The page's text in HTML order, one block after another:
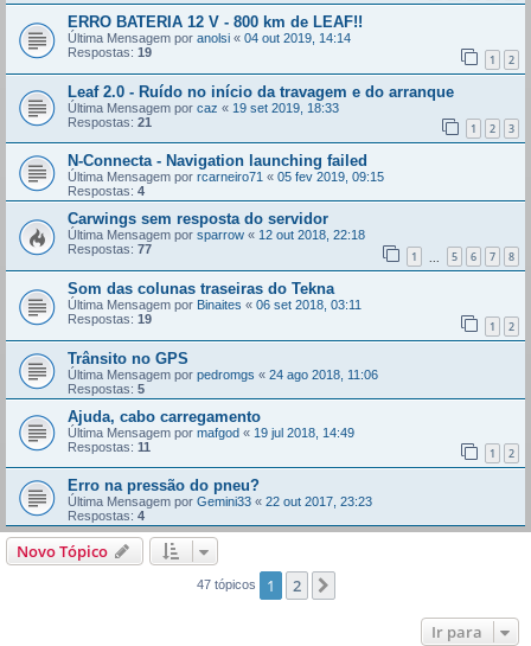
ERRO BATERIA 12 V - 800 km de LEAF!!
Última Mensagem por anolsi « 04 out 2019, 14:14
Respostas: 19 1 2
Leaf 2.0 - Ruído no início da travagem e do arranque
Última Mensagem por caz « 19 set 2019, 18:33
Respostas: 21 1 2 3
N-Connecta - Navigation launching failed
Última Mensagem por rcarneiro71 « 05 fev 2019, 09:15
Respostas: 4
Carwings sem resposta do servidor
Última Mensagem por sparrow « 12 out 2018, 22:18
Respostas: 77 1 5 6 7 8
Som das colunas traseiras do Tekna
Última Mensagem por Binaites « 06 set 2018, 03:11
Respostas: 19 1 2
Trânsito no GPS
Última Mensagem por pedromgs « 24 ago 2018, 11:06
Respostas: 5
Ajuda, cabo carregamento
Última Mensagem por mafgod « 19 jul 2018, 14:49
Respostas: 11 1 2
Erro na pressão do pneu?
Última Mensagem por Gemini33 « 22 out 2017, 23:23
Respostas: 4
Novo Tópico
47 tópicos 1 2
Ir para